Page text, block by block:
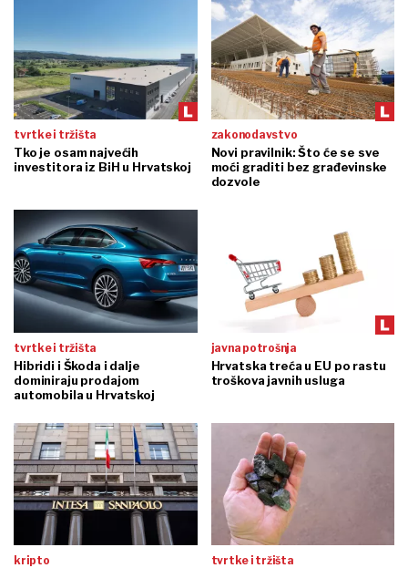
tvrtke i tržišta
Tko je osam najvećih
investitora iz BiH u Hrvatskoj
zakonodavstvo
Novi pravilnik: Što će se sve
moći graditi bez građevinske
dozvole
tvrtke i tržišta
Hibridi i Škoda i dalje
dominiraju prodajom
automobila u Hrvatskoj
javna potrošnja
Hrvatska treća u EU po rastu
troškova javnih usluga
kripto tvrtke i tržišta